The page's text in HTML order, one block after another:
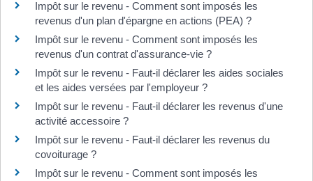
Impôt sur le revenu - Comment sont imposés les
revenus d'un plan d'épargne en actions (PEA) ?
Impôt sur le revenu - Comment sont imposés les
revenus d'un contrat d'assurance-vie ?
Impôt sur le revenu - Faut-il déclarer les aides sociales
et les aides versées par l'employeur ?
Impôt sur le revenu - Faut-il déclarer les revenus d'une
activité accessoire ?
Impôt sur le revenu - Faut-il déclarer les revenus du
covoiturage ?
Impôt sur le revenu - Comment sont imposés les